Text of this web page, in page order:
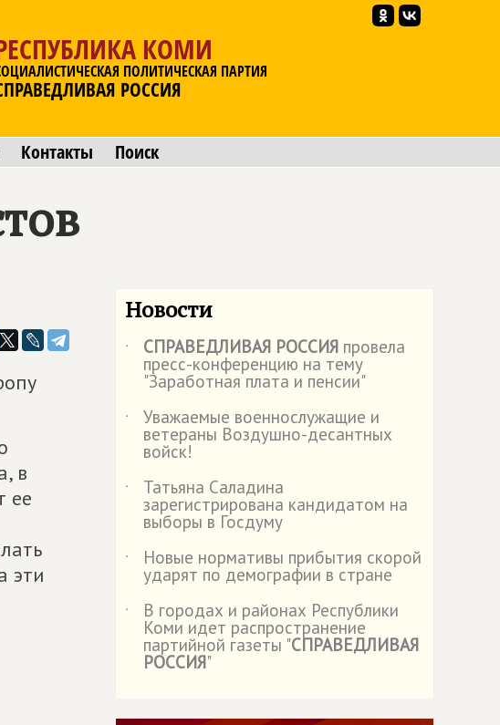
КОМИ
ПОЛИТИЧЕСКАЯ ПАРТИЯ
РОССИЯ
Контакты Поиск
в
ее
эти
Новости
˙ СПРАВЕДЛИВАЯ РОССИЯ провела
пресс-конференцию на тему
"Заработная плата и пенсии"
˙
Уважаемые военнослужащие и
ветераны Воздушно-десантных
войск!
˙
Татьяна Саладина
зарегистрирована кандидатом на
выборы в Госдуму
˙
Новые нормативы прибытия скорой
ударят по демографии в стране
˙
В городах и районах Республики
Коми идет распространение
партийной газеты "СПРАВЕДЛИВАЯ
РОССИЯ"